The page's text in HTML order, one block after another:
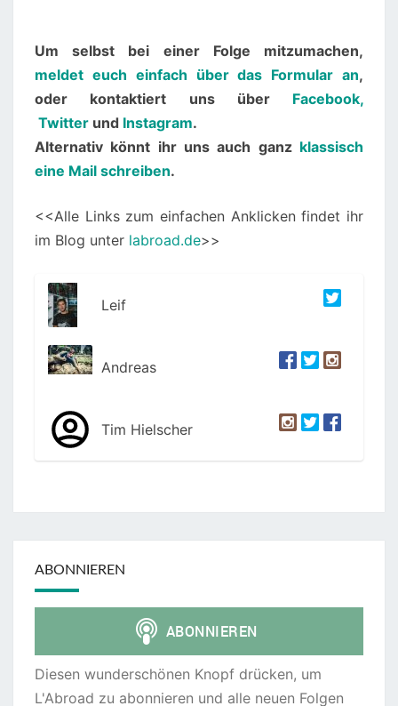
Um selbst bei einer Folge mitzumachen,
meldet euch einfach über das Formular an,
oder kontaktiert uns über Facebook,
Twitter und Instagram.
Alternativ könnt ihr uns auch ganz klassisch
eine Mail schreiben.
<<Alle Links zum einfachen Anklicken findet ihr
im Blog unter labroad.de>>
Leif
Andreas
Tim Hielscher
ABONNIEREN
Diesen wunderschönen Knopf drücken, um
L'Abroad zu abonnieren und alle neuen Folgen